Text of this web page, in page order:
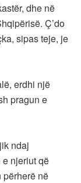
dhe në
Ç’do
sipas teje, je
erdhi një
pragun e
ndaj
njeriut që
përherë në